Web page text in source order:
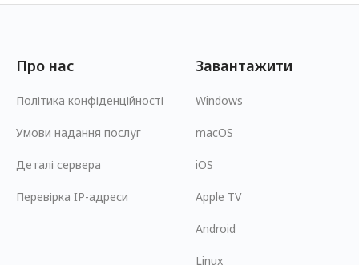
Про нас
Політика конфіденційності
Умови надання послуг
Деталі сервера
Перевірка IP-адреси
Завантажити
Windows
macOS
iOS
Apple TV
Android
Linux